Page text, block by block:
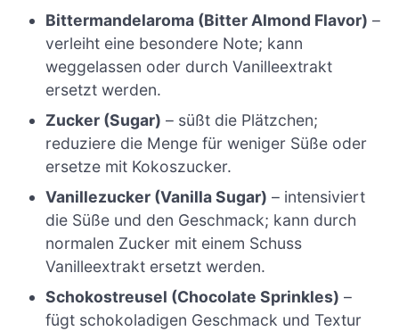
Bittermandelaroma (Bitter Almond Flavor) –
verleiht eine besondere Note; kann
weggelassen oder durch Vanilleextrakt
ersetzt werden.
Zucker (Sugar) – süßt die Plätzchen;
reduziere die Menge für weniger Süße oder
ersetze mit Kokoszucker.
Vanillezucker (Vanilla Sugar) – intensiviert
die Süße und den Geschmack; kann durch
normalen Zucker mit einem Schuss
Vanilleextrakt ersetzt werden.
Schokostreusel (Chocolate Sprinkles) –
fügt schokoladigen Geschmack und Textur